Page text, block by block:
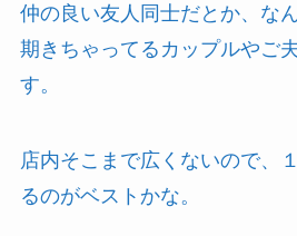
仲の良い友人同士だとか、な
期きちゃってるカップルやご
す。
店内そこまで広くないので、
るのがベストかな。